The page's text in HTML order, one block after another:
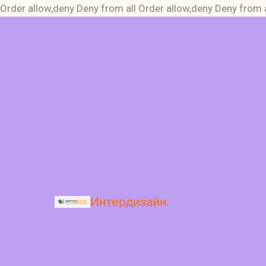
Order allow,deny Deny from all Order allow,deny Deny from
Интердизайн